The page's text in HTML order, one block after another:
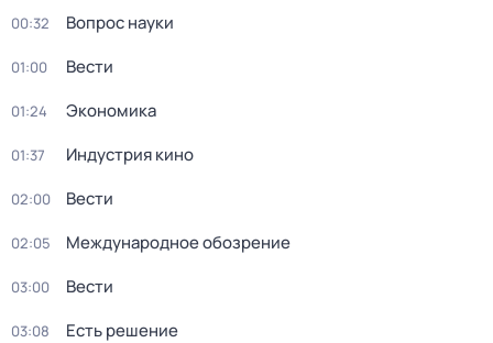
00:32 Вопрос науки
01:00 Вести
01:24 Экономика
01:37 Индустрия кино
02:00 Вести
02:05 Международное обозрение
03:00 Вести
03:08 Есть решение